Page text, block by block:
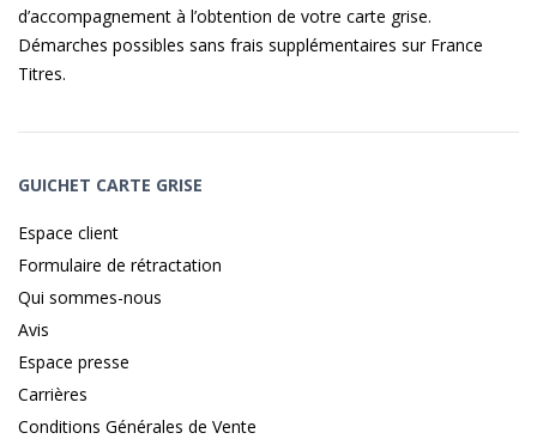
d’accompagnement à l’obtention de votre carte grise.
Démarches possibles sans frais supplémentaires sur France
Titres.
GUICHET CARTE GRISE
Espace client
Formulaire de rétractation
Qui sommes-nous
Avis
Espace presse
Carrières
Conditions Générales de Vente